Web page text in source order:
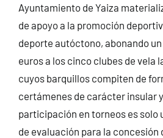
Ayuntamiento de Yaiza
de apoyo a la promoción
deporte autóctono, abonando
euros a los cinco clubes de vela
cuyos barquillos compiten de
certámenes de carácter insular
participación en torneos es solo
de evaluación para la concesión